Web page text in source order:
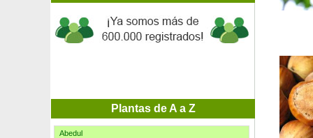
Plantas de A a Z
Abedul